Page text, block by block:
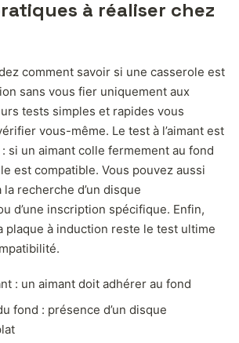
à réaliser chez
comment savoir si une casserole est
sans vous fier uniquement aux
tests simples et rapides vous
vous-même. Le test à l’aimant est
si un aimant colle fermement au fond
est compatible. Vous pouvez aussi
recherche d’un disque
d’une inscription spécifique. Enfin,
plaque à induction reste le test ultime
: un aimant doit adhérer au fond
fond : présence d’un disque